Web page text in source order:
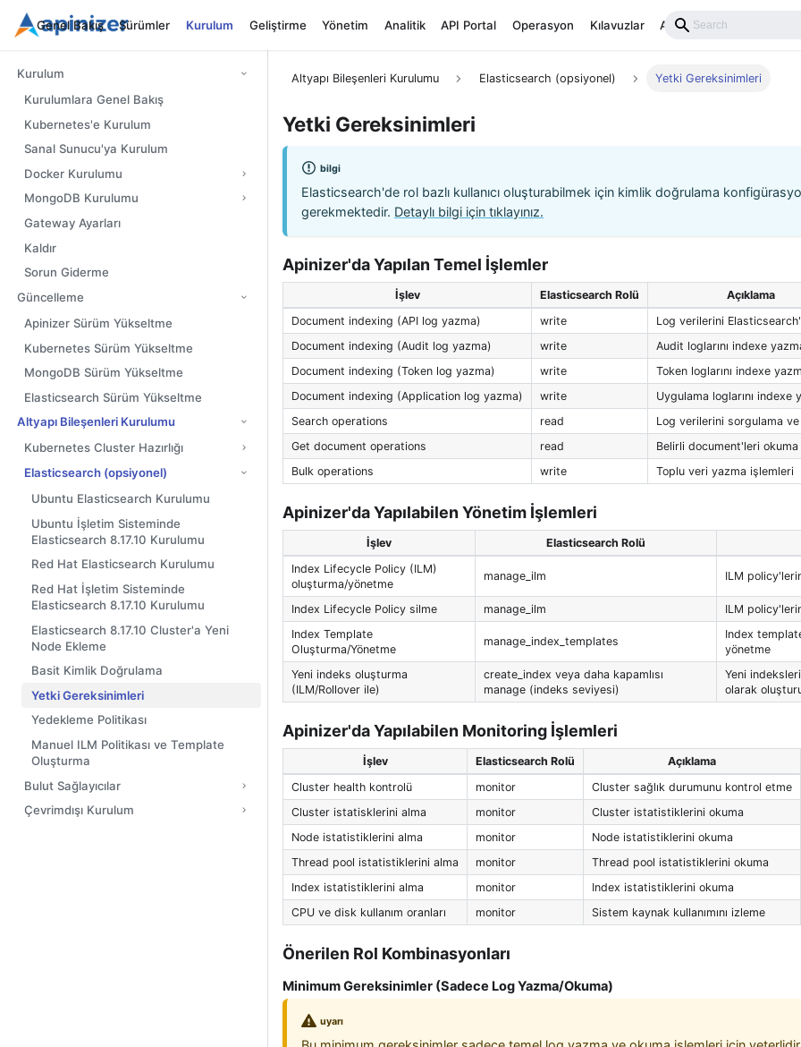
Genel Bakış Sürümler Kurulum Geliştirme Yönetim Analitik API Portal Operasyon Kılavuzlar API Reference
Kurulum
Kurulumlara Genel Bakış
Kubernetes'e Kurulum
Sanal Sunucu'ya Kurulum
Docker Kurulumu
MongoDB Kurulumu
Gateway Ayarları
Kaldır
Sorun Giderme
Güncelleme
Apinizer Sürüm Yükseltme
Kubernetes Sürüm Yükseltme
MongoDB Sürüm Yükseltme
Elasticsearch Sürüm Yükseltme
Altyapı Bileşenleri Kurulumu
Kubernetes Cluster Hazırlığı
Elasticsearch (opsiyonel)
Ubuntu Elasticsearch Kurulumu
Ubuntu İşletim Sisteminde
Elasticsearch 8.17.10 Kurulumu
Red Hat Elasticsearch Kurulumu
Red Hat İşletim Sisteminde
Elasticsearch 8.17.10 Kurulumu
Elasticsearch 8.17.10 Cluster'a Yeni
Node Ekleme
Basit Kimlik Doğrulama
Yetki Gereksinimleri
Yedekleme Politikası
Manuel ILM Politikası ve Template
Oluşturma
Bulut Sağlayıcılar
Çevrimdışı Kurulum
Altyapı Bileşenleri Kurulumu Elasticsearch (opsiyonel) Yetki Gereksinimleri
Yetki Gereksinimleri
bilgi
Elasticsearch'de rol bazlı kullanıcı oluşturabilmek için kimlik doğrulama
gerekmektedir. Detaylı bilgi için tıklayınız.
Apinizer'da Yapılan Temel İşlemler
İşlev Elasticsearch Rolü
Açıklama
Document indexing (API log yazma)
write
Log verilerini
Document indexing (Audit log yazma)
write
Audit loglarını indexe
Document indexing (Token log yazma)
write
Token loglarını indexe
Document indexing (Application log yazma)
write
Uygulama loglarını indexe
Search operations
read
Log verilerini sorgulama
Get document operations
read
Belirli document'leri okuma
Bulk operations
write Toplu veri yazma işlemleri
Apinizer'da Yapılabilen Yönetim İşlemleri
İşlev
Elasticsearch Rolü
Index Lifecycle Policy (ILM)
oluşturma/yönetme
manage_ilm ILM
Index Lifecycle Policy silme manage_ilm
ILM
Index Template
Oluşturma/Yönetme
manage_index_templates
Index
yönetme
Yeni indeks oluşturma
(ILM/Rollover ile)
create_index veya daha kapamlısı
manage (indeks seviyesi)
Yeni
olarak
Apinizer'da Yapılabilen Monitoring İşlemleri
İşlev Elasticsearch Rolü
Açıklama
Cluster health kontrolü
monitor
Cluster sağlık durumunu kontrol etme
Cluster istatisklerini alma
monitor
Cluster istatistiklerini okuma
Node istatistiklerini alma
monitor
Node istatistiklerini okuma
Thread pool istatistiklerini alma
monitor
Thread pool istatistiklerini okuma
Index istatistiklerini alma
monitor
Index istatistiklerini okuma
CPU ve disk kullanım oranları
monitor Sistem kaynak kullanımını izleme
Önerilen Rol Kombinasyonları
Minimum Gereksinimler (Sadece Log Yazma/Okuma)
uyarı